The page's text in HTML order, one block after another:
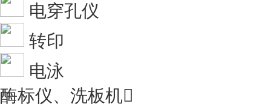
电穿孔仪
转印
电泳
酶标仪、洗板机